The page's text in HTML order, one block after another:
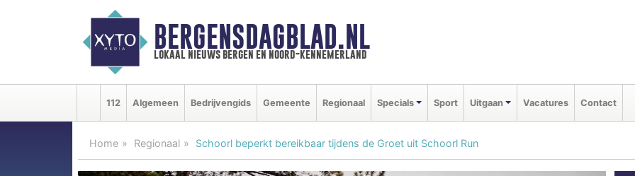
BERGENSDAGBLAD.NL
lokaal nieuws bergen en noord-kennemerland
112 Algemeen Bedrijvengids Gemeente Regionaal Specials Sport Uitgaan Vacatures Contact
Home Regionaal Schoorl beperkt bereikbaar tijdens de Groet uit Schoorl Run